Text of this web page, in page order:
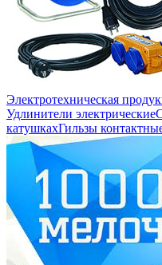
Электротехническая
Удлинители электрические
катушкахГильзы